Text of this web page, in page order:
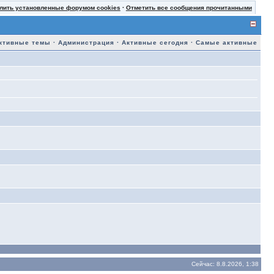
установленные форумом cookies · Отметить все сообщения прочитанными
темы ·Администрация ·Активные сегодня ·Самые активные
Сейчас: 8.8.2026, 1:38